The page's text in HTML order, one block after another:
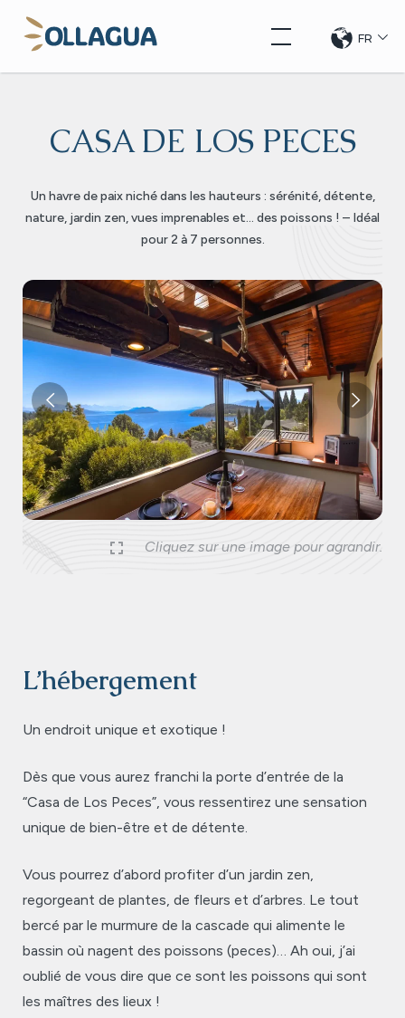
Ollagua FR
CASA DE LOS PECES
Un havre de paix niché dans les hauteurs : sérénité, détente,
nature, jardin zen, vues imprenables et… des poissons ! – Idéal
pour 2 à 7 personnes.
Previous
Cliquez sur une image pour agrandir.
L’hébergement
Un endroit unique et exotique !
Dès que vous aurez franchi la porte d’entrée de la
“Casa de Los Peces”, vous ressentirez une sensation
unique de bien-être et de détente.
Vous pourrez d’abord profiter d’un jardin zen,
regorgeant de plantes, de fleurs et d’arbres. Le tout
bercé par le murmure de la cascade qui alimente le
bassin où nagent des poissons (peces)… Ah oui, j’ai
oublié de vous dire que ce sont les poissons qui sont
les maîtres des lieux !